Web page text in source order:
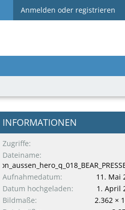
Anmelden oder registrieren
INFORMATIONEN
Zugriffe
Dateiname
Aufnahmedatum
11. Mai
Datum hochgeladen
1. April
Bildmaße
2.362 ×